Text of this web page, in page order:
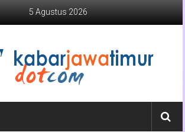
5 Agustus 2026